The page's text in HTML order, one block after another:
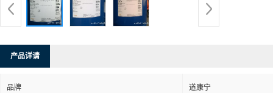
产品详请
品牌 道康宁